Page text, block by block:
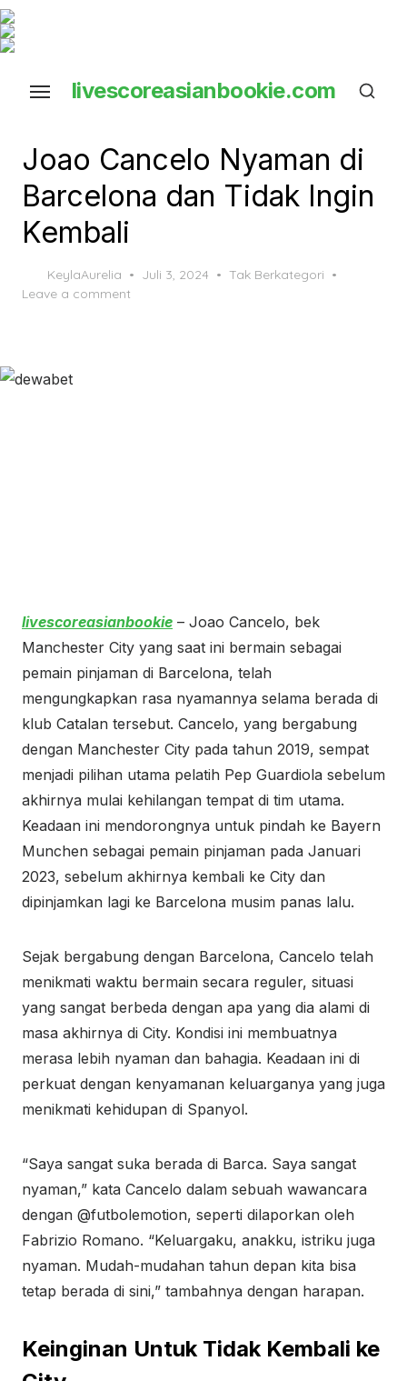
Skip
to
content
livescoreasianbookie.com
Joao Cancelo Nyaman di
Barcelona dan Tidak Ingin
Kembali
KeylaAurelia
Posted
Juli 3, 2024
Tak Berkategori
Leave a comment
livescoreasianbookie – Joao Cancelo, bek
Manchester City yang saat ini bermain sebagai
pemain pinjaman di Barcelona, telah
mengungkapkan rasa nyamannya selama berada di
klub Catalan tersebut. Cancelo, yang bergabung
dengan Manchester City pada tahun 2019, sempat
menjadi pilihan utama pelatih Pep Guardiola sebelum
akhirnya mulai kehilangan tempat di tim utama.
Keadaan ini mendorongnya untuk pindah ke Bayern
Munchen sebagai pemain pinjaman pada Januari
2023, sebelum akhirnya kembali ke City dan
dipinjamkan lagi ke Barcelona musim panas lalu.
Sejak bergabung dengan Barcelona, Cancelo telah
menikmati waktu bermain secara reguler, situasi
yang sangat berbeda dengan apa yang dia alami di
masa akhirnya di City. Kondisi ini membuatnya
merasa lebih nyaman dan bahagia. Keadaan ini di
perkuat dengan kenyamanan keluarganya yang juga
menikmati kehidupan di Spanyol.
“Saya sangat suka berada di Barca. Saya sangat
nyaman,” kata Cancelo dalam sebuah wawancara
dengan @futbolemotion, seperti dilaporkan oleh
Fabrizio Romano. “Keluargaku, anakku, istriku juga
nyaman. Mudah-mudahan tahun depan kita bisa
tetap berada di sini,” tambahnya dengan harapan.
Keinginan Untuk Tidak Kembali ke